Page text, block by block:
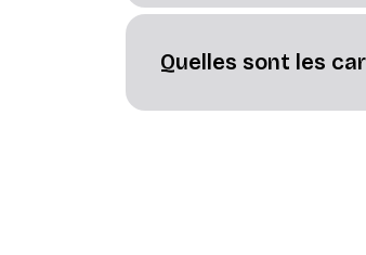
Quelles sont les